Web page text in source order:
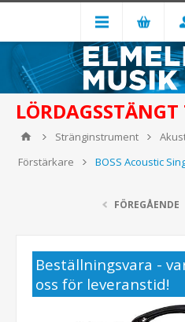
Stränginstrument
Förstärkare
BOSS Acoustic
FÖREGÅENDE
Beställningsvara -
oss för leveranstid!